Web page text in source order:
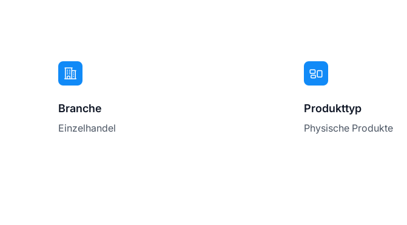
Branche
Einzelhandel
Produkttyp
Physische Produkte